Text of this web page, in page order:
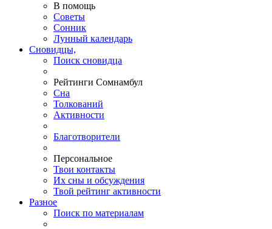
В помощь
Советы
Сонник
Лунный календарь
Сновидцы,
Поиск сновидца
Рейтинги Сомнамбул
Сна
Толкований
Активности
Благотворители
Персональное
Твои контакты
Их сны и обсуждения
Твой рейтинг активности
Разное
Поиск по материалам